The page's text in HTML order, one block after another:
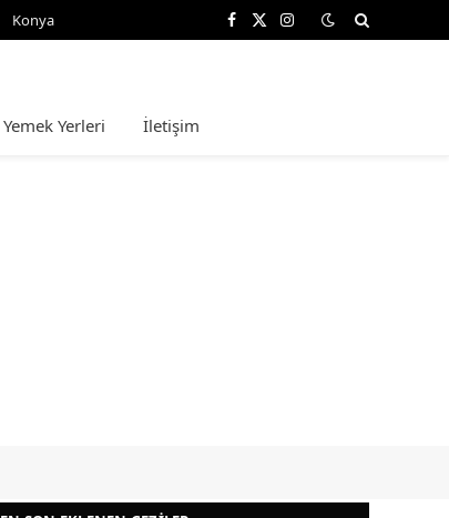
Konya Facebook
X
Instagram
Yemek Yerleri İletişim